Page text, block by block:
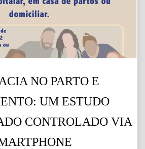
NO PARTO E
UM ESTUDO
CONTROLADO VIA